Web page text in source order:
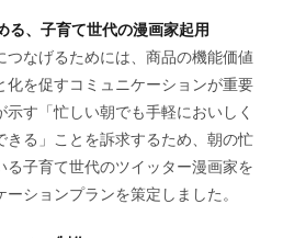
る、子育て世代の漫画家起用
なげるためには、商品の機能価値
化を促すコミュニケーションが重要
す「忙しい朝でも手軽においしく
きる」ことを訴求するため、朝の忙
る子育て世代のツイッター漫画家を
ションプランを策定しました。